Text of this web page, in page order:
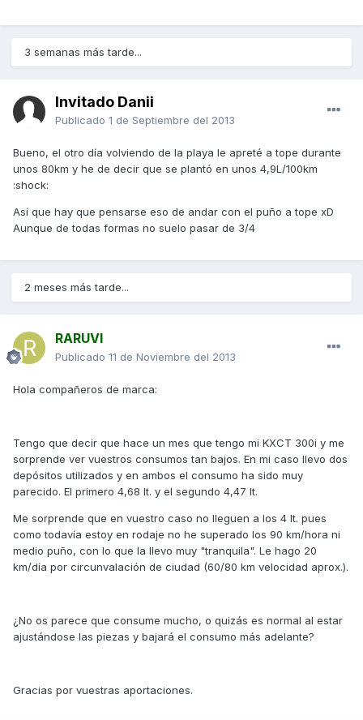
3 semanas más tarde...
Invitado Danii
Publicado 1 de Septiembre del 2013
Bueno, el otro día volviendo de la playa le apreté a tope durante
unos 80km y he de decir que se plantó en unos 4,9L/100km
:shock:
Así que hay que pensarse eso de andar con el puño a tope xD
Aunque de todas formas no suelo pasar de 3/4
2 meses más tarde...
RARUVI
Publicado 11 de Noviembre del 2013
Hola compañeros de marca:
Tengo que decir que hace un mes que tengo mi KXCT 300i y me
sorprende ver vuestros consumos tan bajos. En mi caso llevo dos
depósitos utilizados y en ambos el consumo ha sido muy
parecido. El primero 4,68 lt. y el segundo 4,47 lt.
Me sorprende que en vuestro caso no lleguen a los 4 lt. pues
como todavía estoy en rodaje no he superado los 90 km/hora ni
medio puño, con lo que la llevo muy "tranquila". Le hago 20
km/día por circunvalación de ciudad (60/80 km velocidad aprox.).
¿No os parece que consume mucho, o quizás es normal al estar
ajustándose las piezas y bajará el consumo más adelante?
Gracias por vuestras aportaciones.